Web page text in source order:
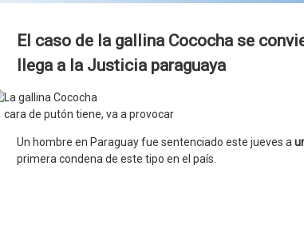
El caso de la gallina Cococha se
llega a la Justicia paraguaya
cara de putón tiene, va a provocar
Un hombre en Paraguay fue sentenciado este jueves a
primera condena de este tipo en el país.